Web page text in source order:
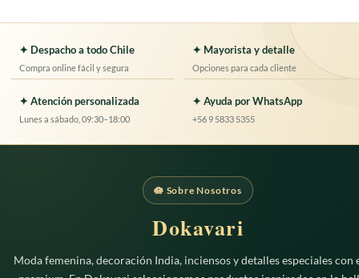
múltiples
variantes.
Las
opciones
se
múltiples
variantes.
Las
se
✦ Despacho a todo Chile
Compra online fácil y segura
✦ Mayorista y detalle
Opciones para cada cliente
✦ Atención personalizada
Lunes a sábado, 09:30–18:00
✦ Ayuda por WhatsApp
+56 9 5833 5355
🪷 Sobre Nosotros
Dokavari
Moda femenina, decoración India, inciensos y detalles especiales con